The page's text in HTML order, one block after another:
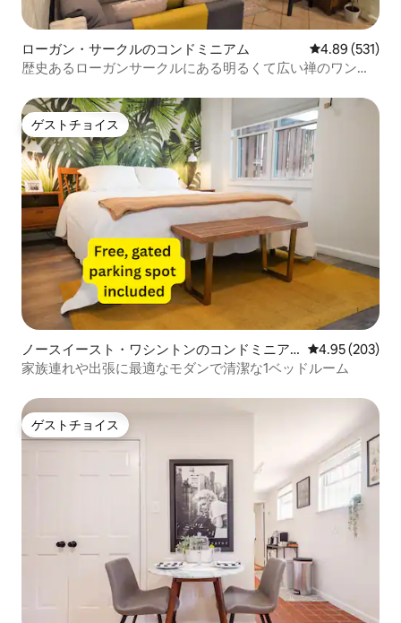
ローガン・サークルのコンドミニアム レビュー531
4.89 (531)
歴史あるローガンサークルにある明るくて広い禅のワンル
ゲストチョイス
ゲストチョイス
ノースイースト・ワシントンのコンドミニア
ム
レビュー203
4.95 (203)
家族連れや出張に最適なモダンで清潔な1ベッドルーム
ゲストチョイス
ゲストチョイス